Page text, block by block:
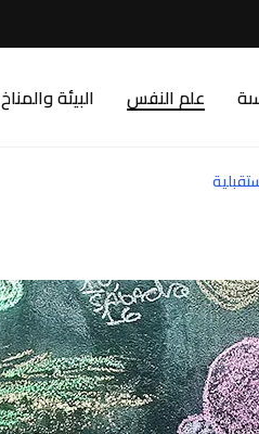
علم النفس البيئة والمناخ